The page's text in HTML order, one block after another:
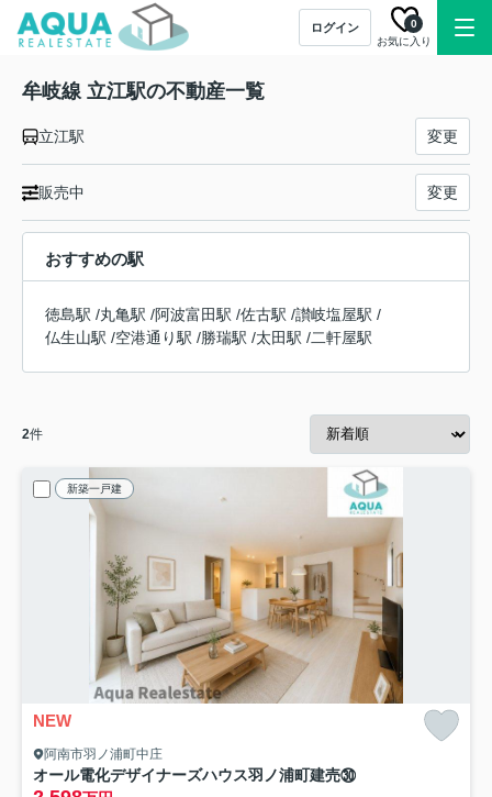
ログイン
お気に入り
0
牟岐線 立江駅の不動産一覧
立江駅 変更
販売中 変更
おすすめの駅
徳島駅 /丸亀駅 /阿波富田駅 /佐古駅 /讃岐塩屋駅 /
仏生山駅 /空港通り駅 /勝瑞駅 /太田駅 /二軒屋駅
2件
新築一戸建
NEW
阿南市羽ノ浦町中庄
オール電化デザイナーズハウス羽ノ浦町建売㉚